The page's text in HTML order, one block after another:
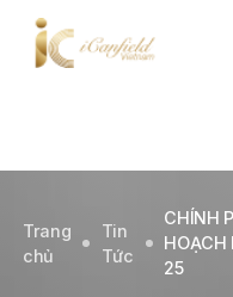
Trang
chủ
Tin
Tức
CHÍNH
HOẠCH
25